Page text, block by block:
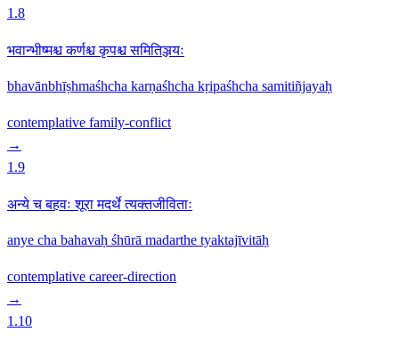
1.8
भवान्भीष्मश्च कर्णश्च कृपश्च समितिञ्जयः
bhavānbhīṣhmaśhcha karṇaśhcha kṛipaśhcha samitiñjayaḥ
contemplative family-conflict
→
1.9
अन्ये च बहवः शूरा मदर्थे त्यक्तजीविताः
anye cha bahavaḥ śhūrā madarthe tyaktajīvitāḥ
contemplative career-direction
→
1.10